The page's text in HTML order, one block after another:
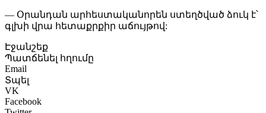
— Օրանդան արհեստականորեն ստեղծված ձուկ է՝
գլխի վրա հետաքրքիր աճույթով:
Էջանշեք
Պատճենել հղումը
Email
Տպել
VK
Facebook